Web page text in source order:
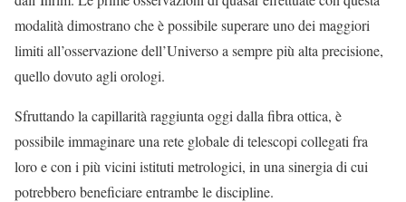
modalità dimostrano che è possibile superare uno dei maggiori
limiti all’osservazione dell’Universo a sempre più alta precisione,
quello dovuto agli orologi.
Sfruttando la capillarità raggiunta oggi dalla fibra ottica, è
possibile immaginare una rete globale di telescopi collegati fra
loro e con i più vicini istituti metrologici, in una sinergia di cui
potrebbero beneficiare entrambe le discipline.